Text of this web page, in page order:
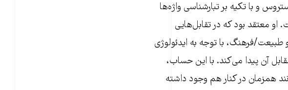
و با تکیه بر تبارشناسی واژه‌ها
او معتقد بود که در تقابل‌هایی
فرهنگ، با توجه به ایدئولوژی‌
آن پیدا می‌کند. با این حساب،
همزمان در کنار هم وجود داشته